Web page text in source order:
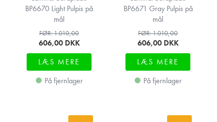
BP6670 Light Pulpis på
mål
FØR: 1.010,00
606,00 DKK
LÆS MERE
På fjernlager
BP6671 Gray Pulpis på
mål
FØR: 1.010,00
606,00 DKK
LÆS MERE
På fjernlager